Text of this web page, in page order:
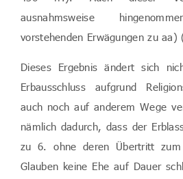
ausnahmsweise
vorstehenden Erwägungen zu
Dieses Ergebnis ändert sich
Erbausschluss aufgrund
auch noch auf anderem Wege
nämlich dadurch, dass der
zu 6. ohne deren Übertritt
Glauben keine Ehe auf Dauer